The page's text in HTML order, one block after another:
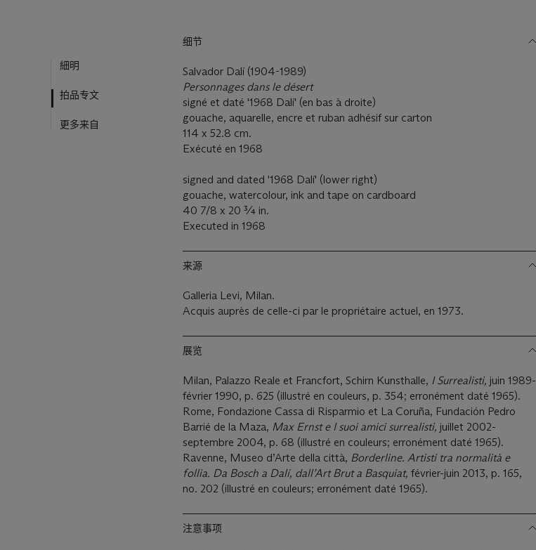
細明
拍品专文
更多来自
细节
Salvador Dalí (1904-1989)
Personnages dans le désert
signé et daté '1968 Dalí' (en bas à droite)
gouache, aquarelle, encre et ruban adhésif sur carton
114 x 52.8 cm.
Exécuté en 1968
signed and dated '1968 Dalí' (lower right)
gouache, watercolour, ink and tape on cardboard
40 7/8 x 20 ¾ in.
Executed in 1968
来源
Galleria Levi, Milan.
Acquis auprès de celle-ci par le propriétaire actuel, en 1973.
展览
Milan, Palazzo Reale et Francfort, Schirn Kunsthalle, I Surrealisti, juin 1989-
février 1990, p. 625 (illustré en couleurs, p. 354; erronément daté 1965).
Rome, Fondazione Cassa di Risparmio et La Coruña, Fundación Pedro
Barrié de la Maza, Max Ernst e I suoi amici surrealisti, juillet 2002-
septembre 2004, p. 68 (illustré en couleurs; erronément daté 1965).
Ravenne, Museo d’Arte della città, Borderline. Artisti tra normalità e
follia. Da Bosch a Dalí, dall’Art Brut a Basquiat, février-juin 2013, p. 165,
no. 202 (illustré en couleurs; erronément daté 1965).
注意事项